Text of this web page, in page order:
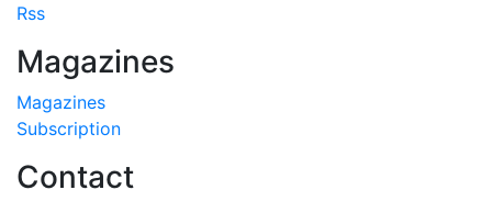
Rss
Magazines
Magazines
Subscription
Contact